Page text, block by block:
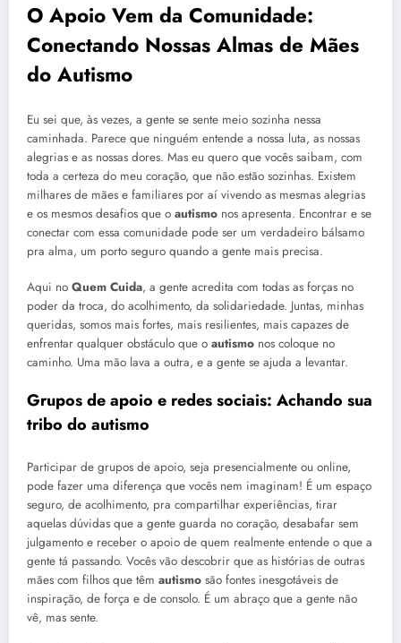
O Apoio Vem da Comunidade:
Conectando Nossas Almas de Mães
do Autismo
Eu sei que, às vezes, a gente se sente meio sozinha nessa
caminhada. Parece que ninguém entende a nossa luta, as nossas
alegrias e as nossas dores. Mas eu quero que vocês saibam, com
toda a certeza do meu coração, que não estão sozinhas. Existem
milhares de mães e familiares por aí vivendo as mesmas alegrias
e os mesmos desafios que o autismo nos apresenta. Encontrar e se
conectar com essa comunidade pode ser um verdadeiro bálsamo
pra alma, um porto seguro quando a gente mais precisa.
Aqui no Quem Cuida, a gente acredita com todas as forças no
poder da troca, do acolhimento, da solidariedade. Juntas, minhas
queridas, somos mais fortes, mais resilientes, mais capazes de
enfrentar qualquer obstáculo que o autismo nos coloque no
caminho. Uma mão lava a outra, e a gente se ajuda a levantar.
Grupos de apoio e redes sociais: Achando sua
tribo do autismo
Participar de grupos de apoio, seja presencialmente ou online,
pode fazer uma diferença que vocês nem imaginam! É um espaço
seguro, de acolhimento, pra compartilhar experiências, tirar
aquelas dúvidas que a gente guarda no coração, desabafar sem
julgamento e receber o apoio de quem realmente entende o que a
gente tá passando. Vocês vão descobrir que as histórias de outras
mães com filhos que têm autismo são fontes inesgotáveis de
inspiração, de força e de consolo. É um abraço que a gente não
vê, mas sente.